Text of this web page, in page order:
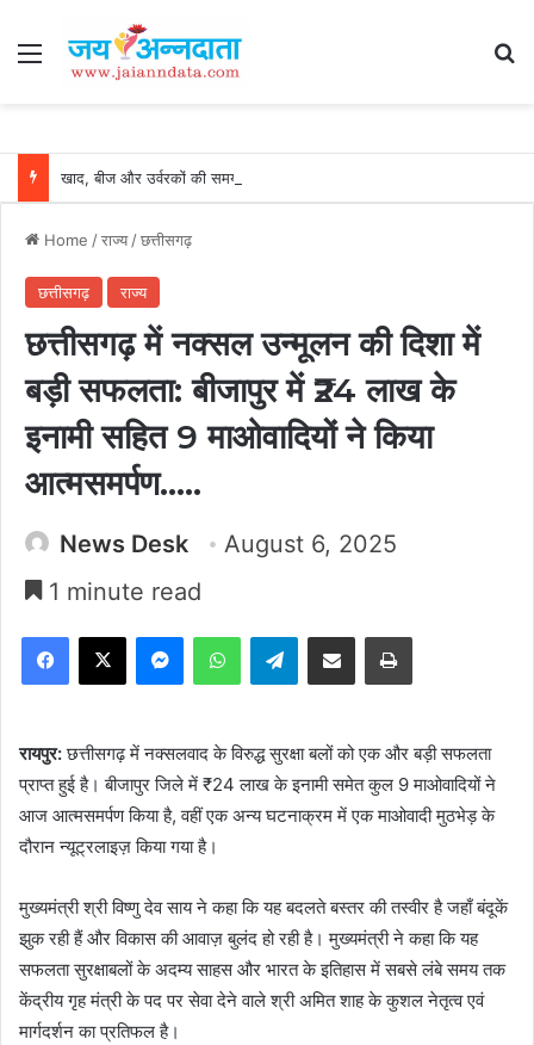
Menu
Home /राज्य/छत्तीसगढ़
छत्तीसगढ़ राज्य
छत्तीसगढ़ में नक्सल उन्मूलन की दिशा में
बड़ी सफलता: बीजापुर में ₹24 लाख के
इनामी सहित 9 माओवादियों ने किया
आत्मसमर्पण…..
News Desk
August 6, 2025
1 minute read
Facebook
X MessengerWhatsAppTelegramShare via Email Print
रायपुर:छत्तीसगढ़ में नक्सलवाद के विरुद्ध सुरक्षा बलों को एक और बड़ी सफलता
प्राप्त हुई है। बीजापुर जिले में ₹24 लाख के इनामी समेत कुल 9 माओवादियों ने
आज आत्मसमर्पण किया है, वहीं एक अन्य घटनाक्रम में एक माओवादी मुठभेड़ के
दौरान न्यूट्रलाइज़ किया गया है।
मुख्यमंत्री श्री विष्णु देव साय ने कहा कि यह बदलते बस्तर की तस्वीर है जहाँ बंदूकें
झुक रही हैं और विकास की आवाज़ बुलंद हो रही है। मुख्यमंत्री ने कहा कि यह
सफलता सुरक्षाबलों के अदम्य साहस और भारत के इतिहास में सबसे लंबे समय तक
केंद्रीय गृह मंत्री के पद पर सेवा देने वाले श्री अमित शाह के कुशल नेतृत्व एवं
मार्गदर्शन का प्रतिफल है।